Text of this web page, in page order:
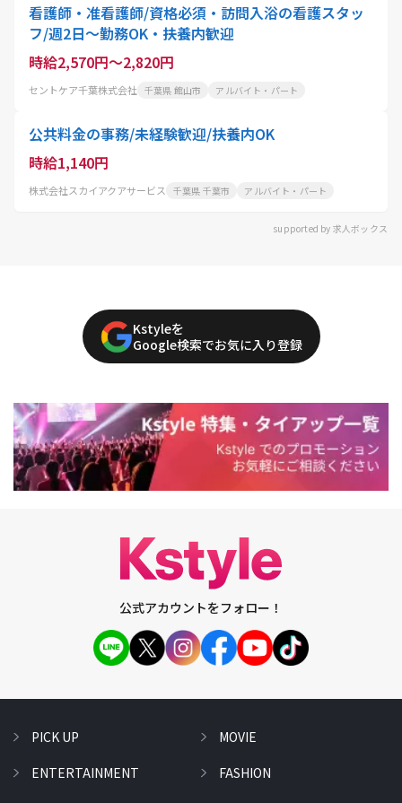
看護師・准看護師/資格必須・訪問入浴の看護スタッ
フ/週2日〜勤務OK・扶養内歓迎
時給2,570円～2,820円
セントケア千葉株式会社 千葉県 館山市 アルバイト・パート
公共料金の事務/未経験歓迎/扶養内OK
時給1,140円
株式会社スカイアクアサービス 千葉県 千葉市 アルバイト・パート
supported by 求人ボックス
Kstyleを
Google検索でお気に入り登録
公式アカウントをフォロー！
PICK UP
ENTERTAINMENT
MOVIE
FASHION